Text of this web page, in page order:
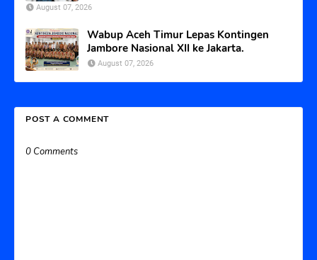
August 07, 2026
Wabup Aceh Timur Lepas Kontingen
Jambore Nasional XII ke Jakarta.
August 07, 2026
POST A COMMENT
0 Comments